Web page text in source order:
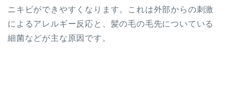
ニキビができやすくなります。これは外部からの刺激
によるアレルギー反応と、髪の毛の毛先についている
細菌などが主な原因です。